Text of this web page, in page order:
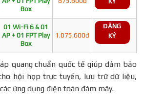
Box
01 Wi-Fi 6 & 01
AP + 01 FPT Play
Box
1.075.600đ
ĐĂNG
KÝ
quang chuẩn quốc tế giúp đảm bảo
hội họp trực tuyến, lưu trữ dữ liệu,
ứng dụng điện toán đám mây.